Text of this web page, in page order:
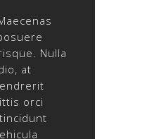
Nulla
at
orci